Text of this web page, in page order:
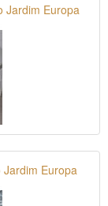
Jardim Europa
Europa